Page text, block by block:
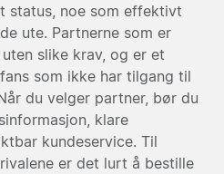
status, noe som effektivt
ute. Partnerne som er
slike krav, og er et
som ikke har tilgang til
du velger partner, bør du
klare
kundeservice. Til
er det lurt å bestille